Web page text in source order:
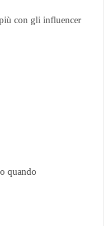
con gli influencer
quando